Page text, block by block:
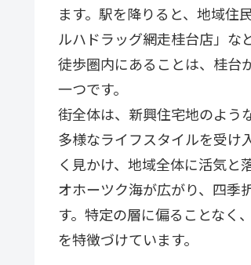
ます。駅を降りると、地域住
ルハドラッグ網走桂台店」な
徒歩圏内にあることは、桂台
一つです。
街全体は、新興住宅地のよう
多様なライフスタイルを受け
く見かけ、地域全体に活気と
オホーツク海が広がり、四季
す。特定の層に偏ることなく
を特徴づけています。